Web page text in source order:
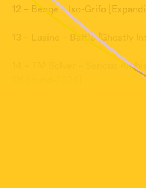
12 – Benge – Iso-Grifo
13 – Lusine – Baffle [Ghostly
14 – TM Solver – Serious
15 – AIR – La Femme